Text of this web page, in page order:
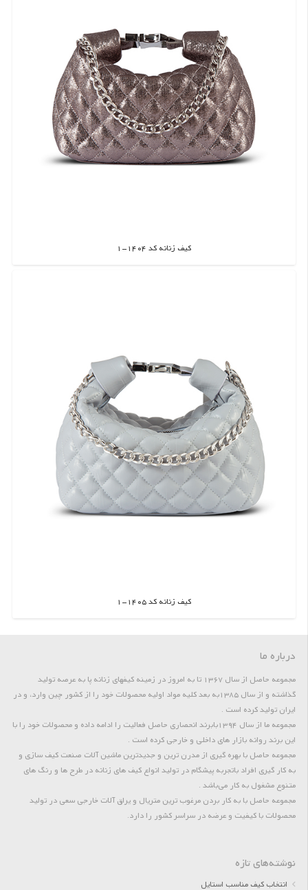
کیف زنانه کد 1404-1
اطلاعات بیشتر
کیف زنانه کد 1405-1
اطلاعات بیشتر
درباره ما
مجموعه حاصل از سال 1367 تا به امروز در زمینه کیفهای زنانه پا به عرصه تولید
گذاشته و از سال 1385به بعد کلیه مواد اولیه محصولات خود را از کشور چین وارد، و در
ایران تولید کرده است .
مجموعه ما از سال 1394بابرند انحصاری حاصل فعالیت را ادامه داده و محصولات خود را با
این برند روانه بازار های داخلی و خارجی کرده است .
مجموعه حاصل با بهره گیری از مدرن ترین و جدیدترین ماشین آلات صنعت کیف سازی و
به کار گیری افراد باتجربه پیشگام در تولید انواع کیف های زنانه در طرح ها و رنگ های
متنوع مشغول به کار می‌باشد .
مجموعه حاصل با به کار بردن مرغوب ترین متریال و یراق آلات خارجی سعی در تولید
محصولات با کیفیت و عرضه در سراسر کشور را دارد.
نوشته‌های تازه
انتخاب کیف مناسب استایل